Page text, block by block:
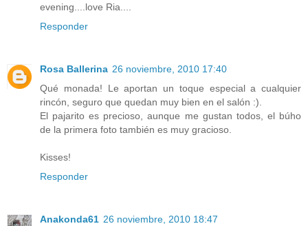
evening....love Ria....
Responder
Rosa Ballerina 26 noviembre, 2010 17:40
Qué monada! Le aportan un toque especial a cualquier
rincón, seguro que quedan muy bien en el salón :).
El pajarito es precioso, aunque me gustan todos, el búho
de la primera foto también es muy gracioso.
Kisses!
Responder
Anakonda61 26 noviembre, 2010 18:47